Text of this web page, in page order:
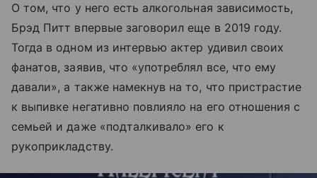
О том, что у него есть алкогольная зависимость,
Брэд Питт впервые заговорил еще в 2019 году.
Тогда в одном из интервью актер удивил своих
фанатов, заявив, что «употреблял все, что ему
давали», а также намекнув на то, что пристрастие
к выпивке негативно повлияло на его отношения с
семьей и даже «подталкивало» его к
рукоприкладству.